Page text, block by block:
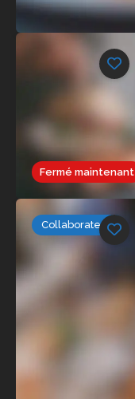
Fermé maintenant
Collaborateurs